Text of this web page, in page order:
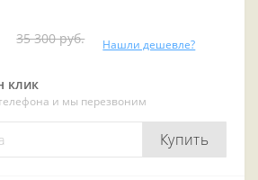
35 300 руб. Нашли дешевле?
клик
и мы перезвоним
Купить